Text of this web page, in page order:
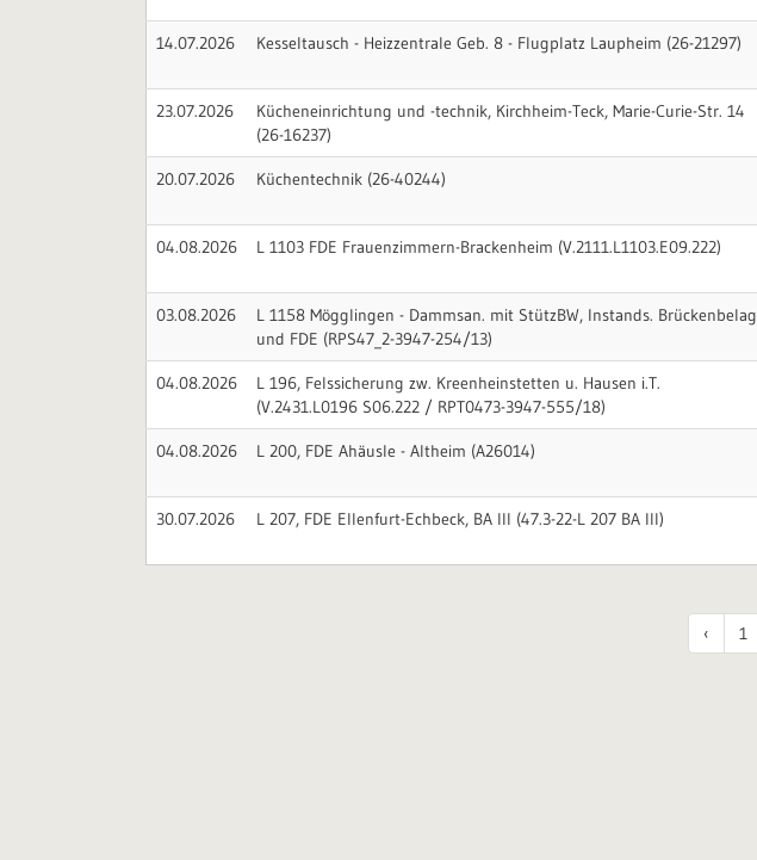
14.07.2026 Kesseltausch - Heizzentrale Geb. 8 - Flugplatz Laupheim (26-21297)
23.07.2026
Kücheneinrichtung und -technik, Kirchheim-Teck, Marie-Curie-Str. 14
(26-16237)
20.07.2026 Küchentechnik (26-40244)
04.08.2026 L 1103 FDE Frauenzimmern-Brackenheim (V.2111.L1103.E09.222)
03.08.2026
L 1158 Mögglingen - Dammsan. mit StützBW, Instands. Brückenbelag
und FDE (RPS47_2-3947-254/13)
04.08.2026
L 196, Felssicherung zw. Kreenheinstetten u. Hausen i.T.
(V.2431.L0196 S06.222 / RPT0473-3947-555/18)
04.08.2026 L 200, FDE Ahäusle - Altheim (A26014)
30.07.2026 L 207, FDE Ellenfurt-Echbeck, BA III (47.3-22-L 207 BA III)
‹ 1